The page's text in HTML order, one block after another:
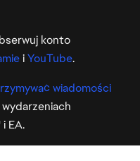
konto
iYouTube.
wiadomości
EA.